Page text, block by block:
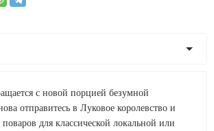
с новой порцией безумной
отправитесь в Луковое королевство и
поваров для классической локальной или